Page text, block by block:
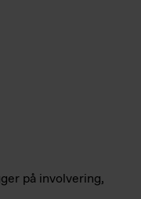
på involvering,